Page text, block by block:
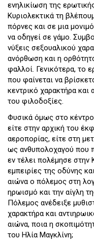
ενηλικίωση της
Κυριολεκτικά τη
πόρνες και σε μια
να οδηγεί σε γάμο.
νύξεις σεξουαλικού
ανόρθωση και η
φαλλοί. Γενικότερα, το
που φαίνεται να
κεντρικό χαρακτήρα και
του φιλοδοξίες.
Φυσικά όμως στο κέντρο
είτε στην αρχική του
αεροπορίας, είτε στη
ως ανθυπολοχαγού που
εν τέλει πολέμησε στην
εμπειρίες της οδύνης
αιώνα ο πόλεμος στη
ηρωισμό και την αίγλη
Πόλεμος ανέδειξε
χαρακτήρα και
αιώνα, ποια η
του Ηλία Μαγκλίνη;